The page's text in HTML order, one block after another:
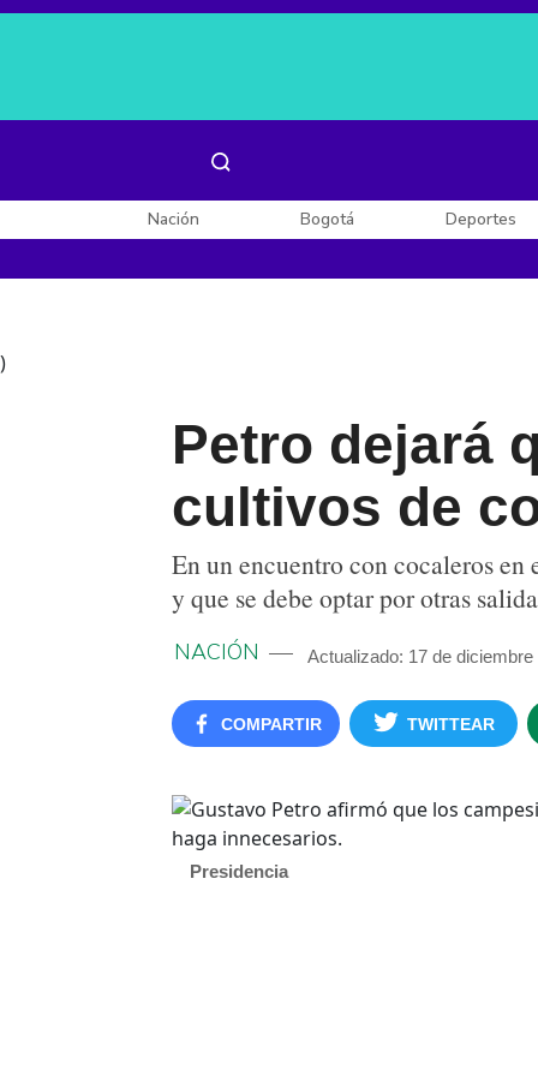
Nación Bogotá Deportes
)
Petro dejará
cultivos de
En un encuentro con cocaleros
y que se debe optar por otras
NACIÓN Actualizado: 17 de
COMPARTIR TWITTEAR
Presidencia